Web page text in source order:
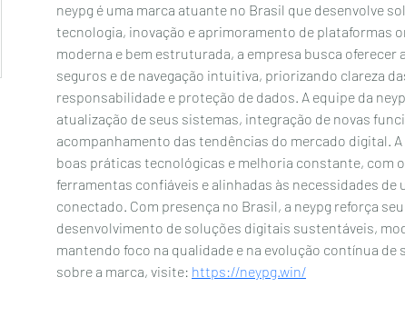
neypg é uma marca atuante no Brasil que desenvolve
tecnologia, inovação e aprimoramento de plataformas
moderna e bem estruturada, a empresa busca
seguros e de navegação intuitiva, priorizando clareza
responsabilidade e proteção de dados. A equipe da
atualização de seus sistemas, integração de novas
acompanhamento das tendências do mercado digital.
boas práticas tecnológicas e melhoria constante, com
ferramentas confiáveis e alinhadas às necessidades de
conectado. Com presença no Brasil, a neypg reforça
desenvolvimento de soluções digitais sustentáveis,
mantendo foco na qualidade e na evolução contínua de
sobre a marca, visite: https://neypg.win/